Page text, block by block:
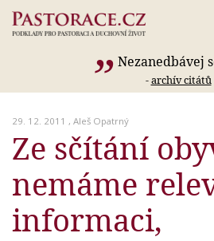
Nezanedbávej
-archív citátů
29. 12. 2011 , Aleš Opatrný
Ze sčítání
nemáme
informaci,